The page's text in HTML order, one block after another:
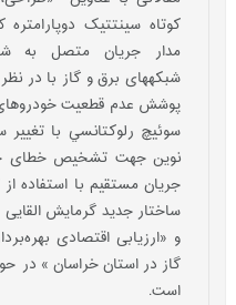
کوتاه سینتتیک
مدار جریان متصل به
پوشش عدم قطعیت خودروهای
سوئيچ رلوکتانسي با تغيير
نوین جهت تشخیص خطای
جریان مستقیم با استفاده از
ساختار جدید گرمایش القایی
‌و «ارزیابی اقتصادی
گاز در استان خراسان » در
است.